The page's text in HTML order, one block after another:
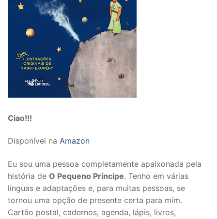
Ciao!!!
Disponível na Amazon
Eu sou uma pessoa completamente apaixonada pela
história de O Pequeno Príncipe. Tenho em várias
línguas e adaptações e, para muitas pessoas, se
tornou uma opção de presente certa para mim.
Cartão postal, cadernos, agenda, lápis, livros,